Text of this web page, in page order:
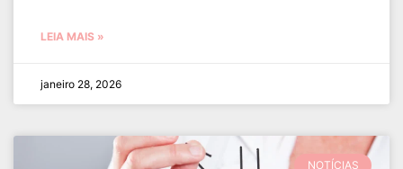
LEIA MAIS »
janeiro 28, 2026
NOTÍCIAS